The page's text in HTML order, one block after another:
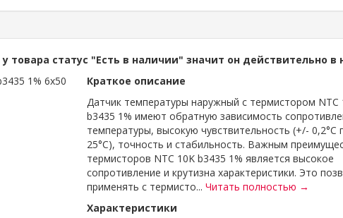
у товара статус "Есть в наличии" значит он действительно в
Краткое описание
Датчик температуры наружный с термистором NTC
b3435 1% имеют обратную зависимость
температуры, высокую чувствительность (+/- 0,2°С
25°С), точность и стабильность. Важным
термисторов NTC 10K b3435 1% является высокое
сопротивление и крутизна характеристики. Это
применять с термисто... Читать полностью →
Характеристики